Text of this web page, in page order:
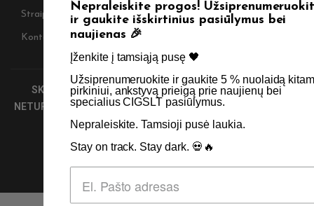
Straipsniai Apie Mus
Kontaktai
SKIRTA TIK SUAUGUSIEMS NIKOTINO VARTOTOJAMS.
NETURĖTUMĖTE NAUDOTI ŠIŲ PRODUKTŲ, JEI NEVARTOJATE
NIKOTINO.
© 2026 Visos teisės saugomos - CigsLT.app
Nepraleiskite progos! Užsiprenumeruokite
ir gaukite išskirtinius pasiūlymus bei
naujienas 🎉
Įženkite į tamsiąją pusę 🖤 ​
Užsiprenumeruokite ir gaukite 5 % nuolaidą kitam
pirkiniui, ankstyvą prieigą prie naujienų bei
specialius CIGSLT pasiūlymus. ​
Nepraleiskite. Tamsioji pusė laukia.
Stay on track. Stay dark. 💀🔥